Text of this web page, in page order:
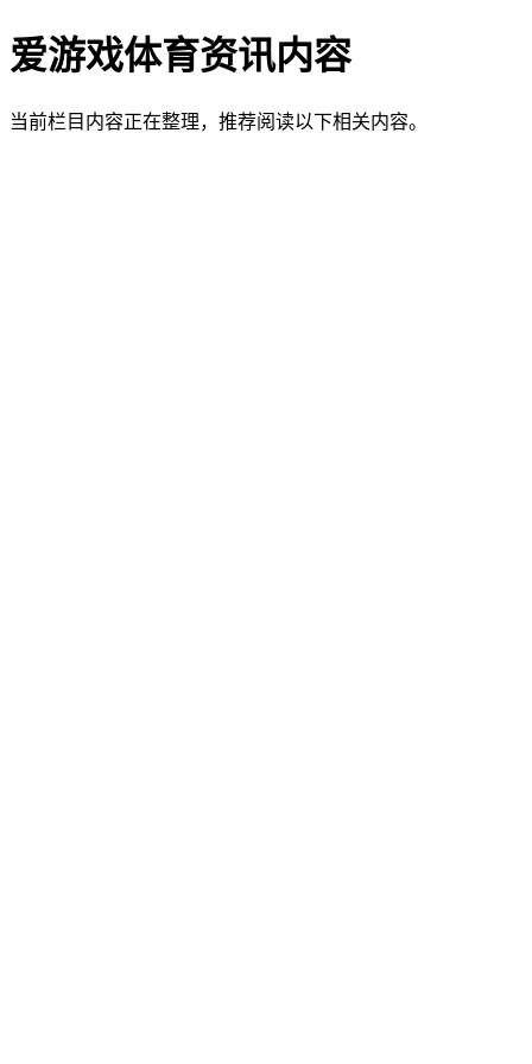
爱游戏体育资讯内容
当前栏目内容正在整理，推荐阅读以下相关内容。